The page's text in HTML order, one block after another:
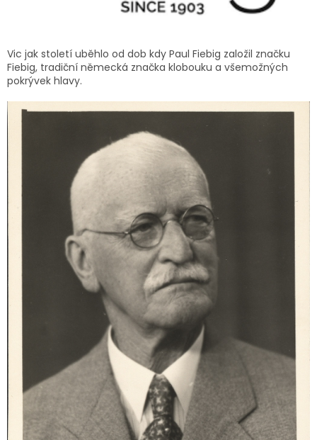
Vic jak století uběhlo od dob kdy Paul Fiebig založil značku
Fiebig, tradiční německá značka klobouku a všemožných
pokrývek hlavy.